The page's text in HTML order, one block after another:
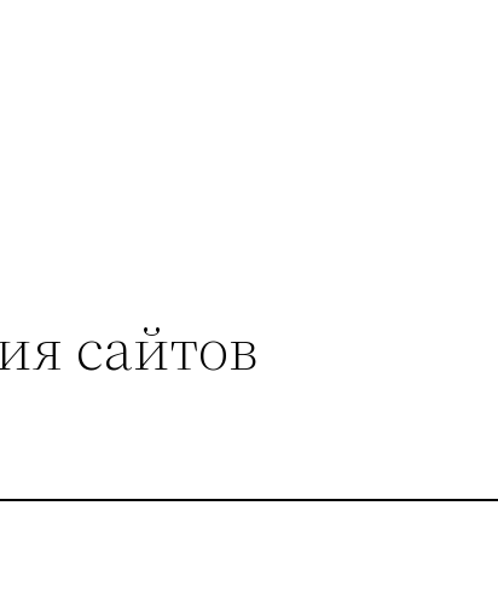
сайтов